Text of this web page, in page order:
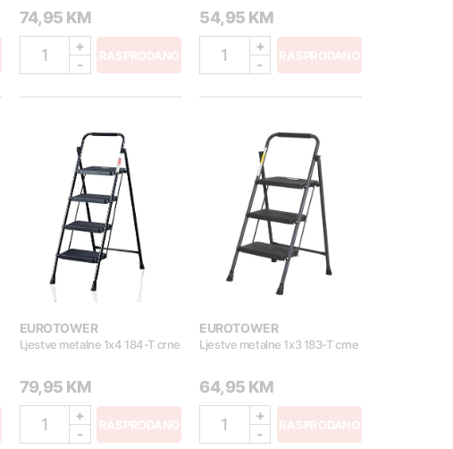
74,95 KM
1
+
-
RASPRODANO
54,95 KM
1
+
-
RASPRODANO
EUROTOWER
Ljestve metalne 1x4 184-T crne
79,95 KM
1
+
-
RASPRODANO
EUROTOWER
Ljestve metalne 1x3 183-T crne
64,95 KM
1
+
-
RASPRODANO